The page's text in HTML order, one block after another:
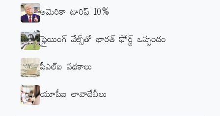
అమెరికా టారిఫ్‌ 10%
ఫ్లైయింగ్‌ వేల్స్‌తో భారత్‌ ఫోర్జ్‌ ఒప్పందం
పీఎల్‌ఐ పథకాలు
యూపీఐ లావాదేవీలు